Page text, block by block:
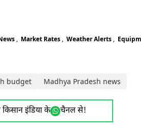
, Market Rates , Weather Alerts ,
budget Madhya Pradesh news
इंडिया के चैनल से!